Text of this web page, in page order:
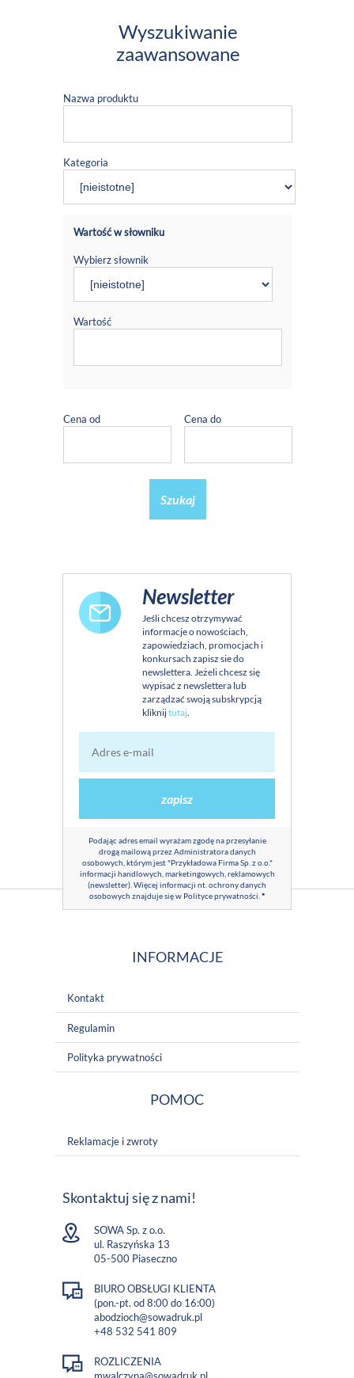
Wyszukiwanie
zaawansowane
Nazwa produktu
Kategoria
Wartość w słowniku
Wybierz słownik
Wartość
Cena od Cena do
Szukaj
Newsletter
Jeśli chcesz otrzymywać
informacje o nowościach,
zapowiedziach, promocjach i
konkursach zapisz sie do
newslettera. Jeżeli chcesz się
wypisać z newslettera lub
zarządzać swoją subskrypcją
kliknijtutaj.
zapisz
Podając adres email wyrażam zgodę na przesyłanie
drogą mailową przez Administratora danych
osobowych, którym jest "Przykładowa Firma Sp. z o.o."
informacji handlowych, marketingowych, reklamowych
(newsletter). Więcej informacji nt. ochrony danych
osobowych znajduje się w Polityce prywatności *
INFORMACJE
Kontakt
Regulamin
Polityka prywatności
POMOC
Reklamacje i zwroty
Skontaktuj się z nami!
SOWA Sp. z o.o.
ul. Raszyńska 13
05-500 Piaseczno
BIURO OBSŁUGI KLIENTA
(pon.-pt. od 8:00 do 16:00)
abodzioch@sowadruk.pl
+48 532 541 809
ROZLICZENIA